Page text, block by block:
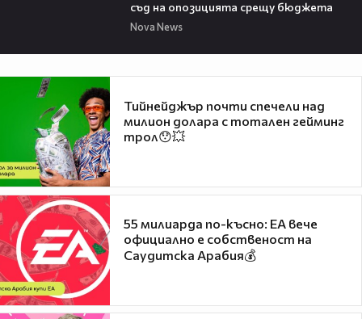
съд на опозицията срещу бюджета
Nova News
Тийнейджър почти спечели над
милион долара с тотален гейминг
трол😯💥
55 милиарда по-късно: EA вече
официално е собственост на
Саудитска Арабия💰